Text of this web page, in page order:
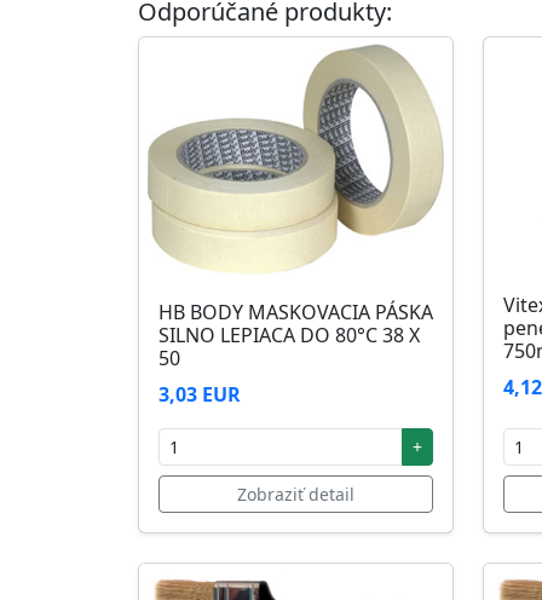
48 mesiacov v orig. uzavretých obaloch
Odporúčané produkty:
HB BODY MASKOVACIA PÁSKA
SILNO LEPIACA DO 80°C 38 X
50
3,03 EUR
+
Zobraziť detail